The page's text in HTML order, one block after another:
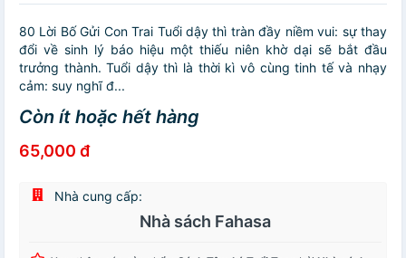
80 Lời Bố Gửi Con Trai Tuổi dậy thì tràn đầy niềm vui: sự thay
đổi về sinh lý báo hiệu một thiếu niên khờ dại sẽ bắt đầu
trưởng thành. Tuổi dậy thì là thời kì vô cùng tinh tế và nhạy
cảm: suy nghĩ đ...
Còn ít hoặc hết hàng
65,000 đ
Nhà cung cấp:
Nhà sách Fahasa